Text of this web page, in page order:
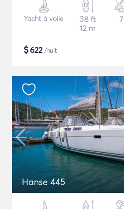
Yacht à voile
38 ft
12 m
7
$622/nuit
Hanse 445